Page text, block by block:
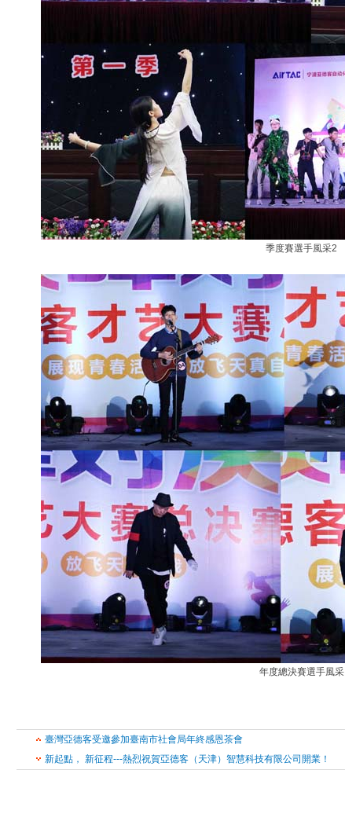
季度賽選手風采2
年度總決賽選手風采
臺灣亞德客受邀參加臺南市社會局年終感恩茶會
新起點， 新征程---熱烈祝賀亞德客（天津）智慧科技有限公司開業！